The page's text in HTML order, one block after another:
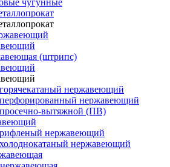
чугунные
(штрипс)
нержавеющий
нержавеющий
вытяжной (ПВ)
нержавеющий
нержавеющий